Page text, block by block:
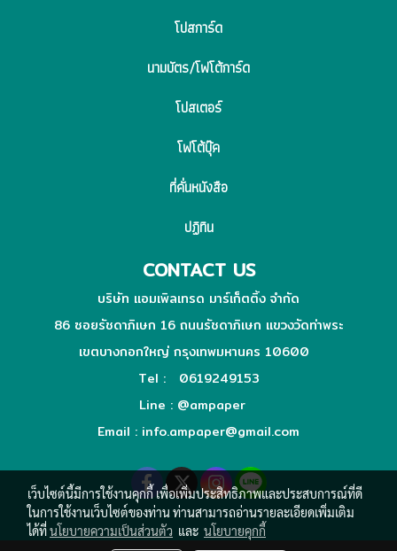
โปสการ์ด
นามบัตร/โฟโต้การ์ด
โปสเตอร์
โฟโต้บุ๊ค
ที่คั่นหนังสือ
ปฏิทิน
CONTACT US
บริษัท แอมเพิลเทรด มาร์เก็ตติ้ง จำกัด
86 ซอยรัชดาภิเษก 16 ถนนรัชดาภิเษก แขวงวัดท่าพระ
เขตบางกอกใหญ่ กรุงเทพมหานคร 10600
Tel : 0619249153
Line : @ampaper
Email : info.ampaper@gmail.com
เว็บไซต์นี้มีการใช้งานคุกกี้ เพื่อเพิ่มประสิทธิภาพและประสบการณ์ที่ดี
ในการใช้งานเว็บไซต์ของท่าน ท่านสามารถอ่านรายละเอียดเพิ่มเติม
ได้ที่นโยบายความเป็นส่วนตัว และ นโยบายคุกกี้